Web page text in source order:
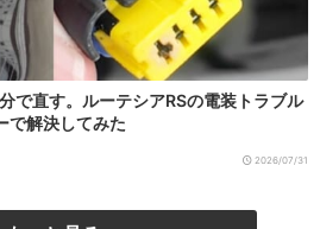
で直す。ルーテシアRSの電装トラブル
で解決してみた
2026/07/31